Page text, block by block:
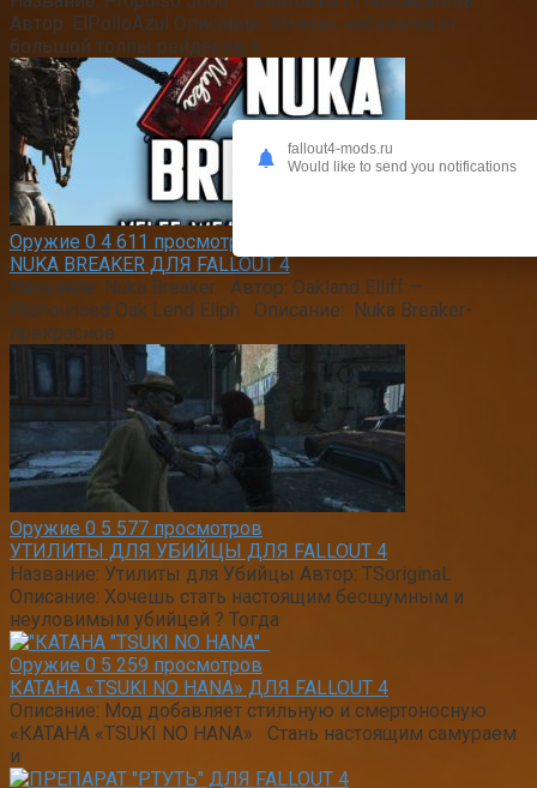
Автор: ElPolloAzul Описание: Хочешь избавится от
большой толпы рейдеров с
Оружие 0 4 611 просмотров
NUKA BREAKER ДЛЯ FALLOUT 4
Название: Nuka Breaker Автор: Oakland Elliff —
Pronounced Oak Lend Eliph Описание: Nuka Breaker-
прекрасное
Оружие 0 5 577 просмотров
УТИЛИТЫ ДЛЯ УБИЙЦЫ ДЛЯ FALLOUT 4
Название: Утилиты для Убийцы Автор: TSoriginaL
Описание: Хочешь стать настоящим бесшумным и
неуловимым убийцей ? Тогда
Оружие 0 5 259 просмотров
КАТАНА «TSUKI NO HANA» ДЛЯ FALLOUT 4
Описание: Мод добавляет стильную и смертоносную
«КАТАНА «TSUKI NO HANA» Стань настоящим самураем
и
fallout4-mods.ru
Would like to send you notifications